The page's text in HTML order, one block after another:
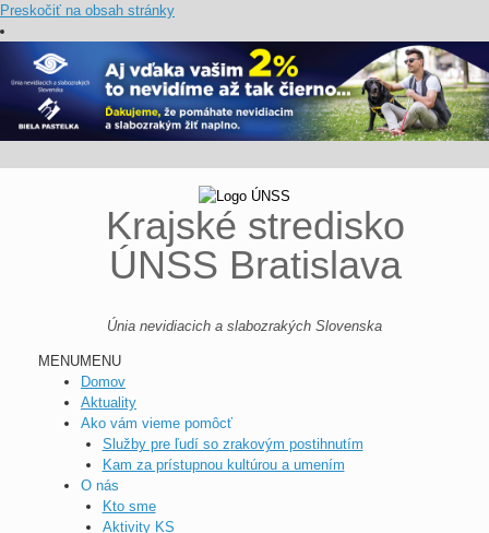
Preskočiť na obsah stránky
Krajské stredisko
ÚNSS Bratislava
Únia nevidiacich a slabozrakých Slovenska
MENUMENU
Domov
Aktuality
Ako vám vieme pomôcť
Služby pre ľudí so zrakovým postihnutím
Kam za prístupnou kultúrou a umením
O nás
Kto sme
Aktivity KS